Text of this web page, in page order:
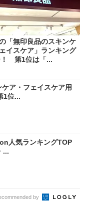
「無印良品のスキンケ
イスケア」ランキング
！ 第1位は「...
ア・フェイスケア用
1位...
人気ランキングTOP
...
by